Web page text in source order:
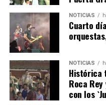
4º DÍA DE LAS FIESTAS
hace 5 días Huelvatv
NOTICIAS
Cuarto
NOTICIAS
Histórica
Roca
con los